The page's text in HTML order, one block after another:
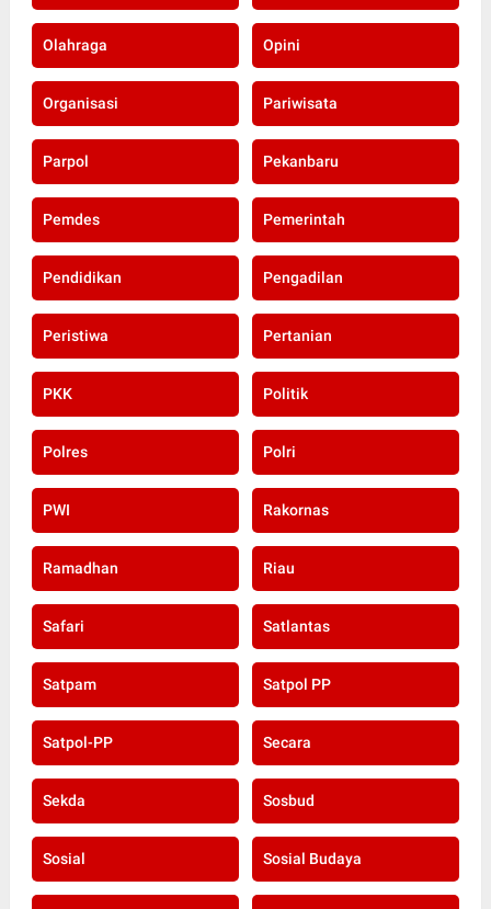
Olahraga Opini
Organisasi Pariwisata
Parpol Pekanbaru
Pemdes Pemerintah
Pendidikan Pengadilan
Peristiwa Pertanian
PKK Politik
Polres Polri
PWI Rakornas
Ramadhan Riau
Safari Satlantas
Satpam Satpol PP
Satpol-PP Secara
Sekda Sosbud
Sosial Sosial Budaya